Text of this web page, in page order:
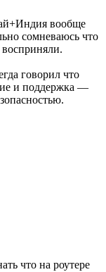
вообще
сомневаюсь что
говорил что
и поддержка —
что на роутере